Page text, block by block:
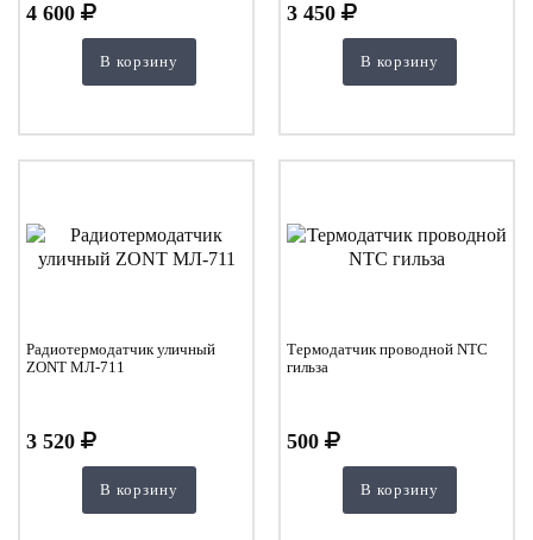
4 600
В корзину
3 450
В корзину
Радиотермодатчик уличный
ZONT МЛ-711
3 520
В корзину
Термодатчик проводной NTC
гильза
500
В корзину